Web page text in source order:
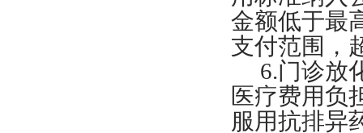
金额低于最
支付范围，
6.门诊放
医疗费用负
服用抗排异